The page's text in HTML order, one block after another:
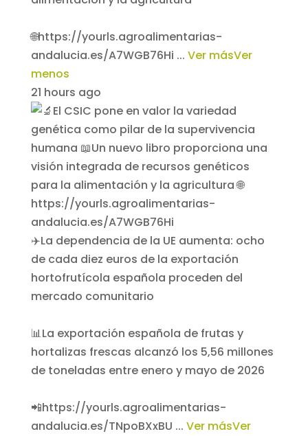
🌐https://yourls.agroalimentarias-
andalucia.es/A7WGB76Hi ... Ver másVer
menos
21 hours ago
✈️La dependencia de la UE aumenta: ocho
de cada diez euros de la exportación
hortofrutícola española proceden del
mercado comunitario
📊La exportación española de frutas y
hortalizas frescas alcanzó los 5,56 millones
de toneladas entre enero y mayo de 2026
📲https://yourls.agroalimentarias-
andalucia.es/TNpoBXxBU ... Ver másVer